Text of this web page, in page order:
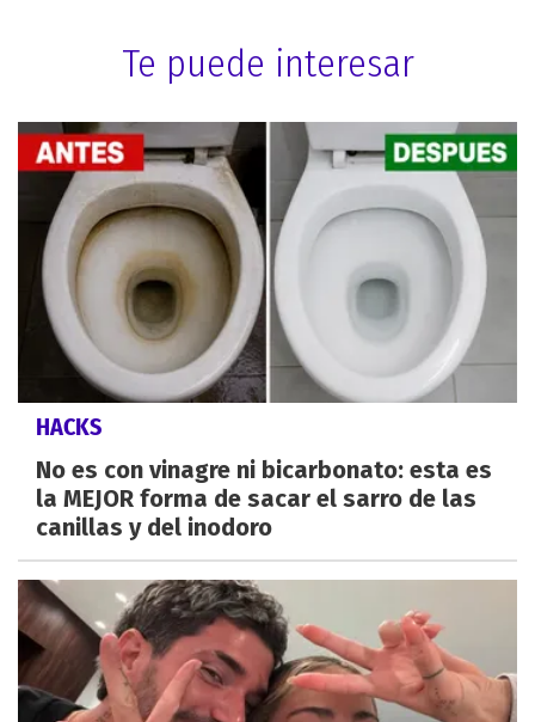
Te puede interesar
HACKS
No es con vinagre ni bicarbonato: esta es
la MEJOR forma de sacar el sarro de las
canillas y del inodoro